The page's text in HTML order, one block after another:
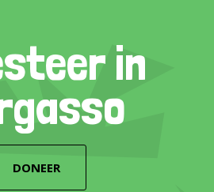
in
DONEER